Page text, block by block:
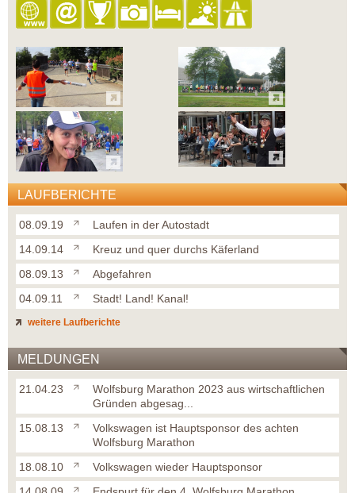
LAUFBERICHTE
08.09.19
Laufen in der Autostadt
14.09.14
Kreuz und quer durchs Käferland
08.09.13
Abgefahren
04.09.11
Stadt! Land! Kanal!
weitere Laufberichte
MELDUNGEN
21.04.23
Wolfsburg Marathon 2023 aus wirtschaftlichen
Gründen abgesag...
15.08.13
Volkswagen ist Hauptsponsor des achten
Wolfsburg Marathon
18.08.10
Volkswagen wieder Hauptsponsor